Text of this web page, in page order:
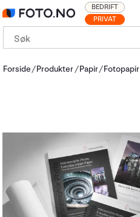
PRIVAT
BEDRIFT
Forside Produkter Papir Fotopapir